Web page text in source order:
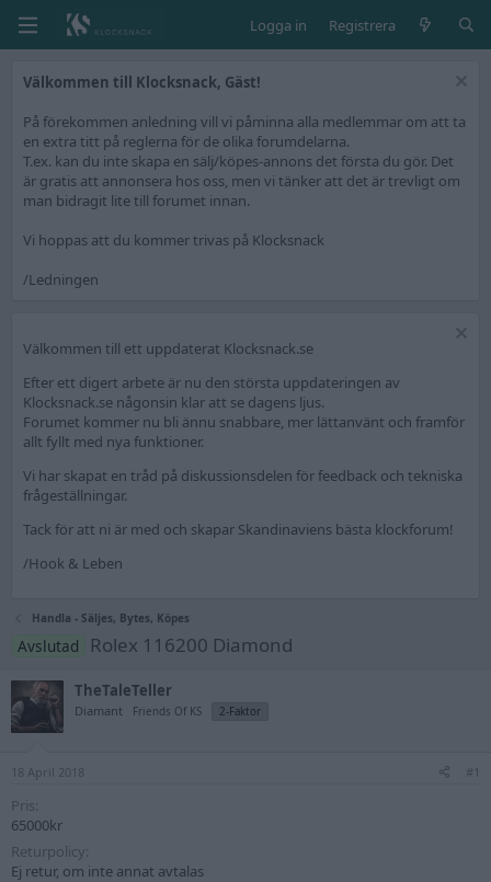
Logga in Registrera
Välkommen till Klocksnack, Gäst!
På förekommen anledning vill vi påminna alla medlemmar om att ta
en extra titt på reglerna för de olika forumdelarna.
T.ex. kan du inte skapa en sälj/köpes-annons det första du gör. Det
är gratis att annonsera hos oss, men vi tänker att det är trevligt om
man bidragit lite till forumet innan.
Vi hoppas att du kommer trivas på Klocksnack
/Ledningen
Välkommen till ett uppdaterat Klocksnack.se
Efter ett digert arbete är nu den största uppdateringen av
Klocksnack.se någonsin klar att se dagens ljus.
Forumet kommer nu bli ännu snabbare, mer lättanvänt och framför
allt fyllt med nya funktioner.
Vi har skapat en tråd på diskussionsdelen för feedback och tekniska
frågeställningar.
Tack för att ni är med och skapar Skandinaviens bästa klockforum!
/Hook & Leben
Handla - Säljes, Bytes, Köpes
Avslutad Rolex 116200 Diamond
TheTaleTeller
Diamant Friends Of KS 2-Faktor
18 April 2018 #1
Pris
65000kr
Returpolicy
Ej retur, om inte annat avtalas